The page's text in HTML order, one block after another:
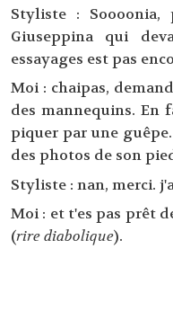
Styliste :
Giuseppina qui
essayages est pas
Moi : chaipas,
des mannequins. En
piquer par une
des photos de son
Styliste : nan, merci.
Moi : et t'es pas prêt
(rire diabolique).